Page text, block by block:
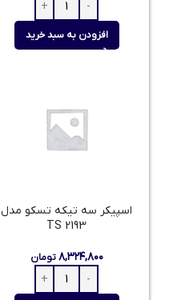
افزودن به سبد خرید
اسپیکر سه تیکه تسکو مدل
TS 2193
۸,۳۲۴,۸۰۰ تومان